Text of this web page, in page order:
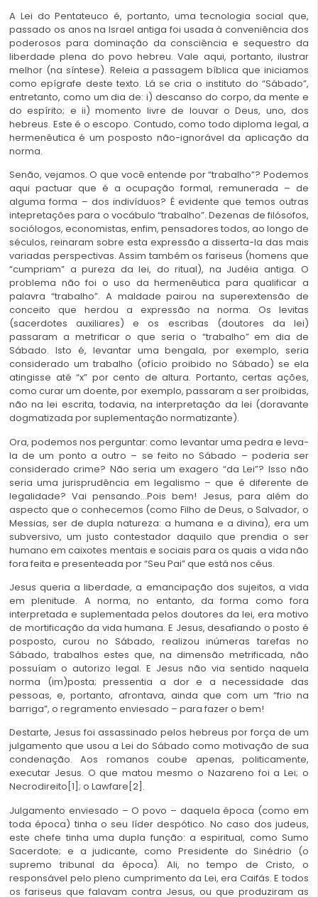
A Lei do Pentateuco é, portanto, uma tecnologia social que,
passado os anos na Israel antiga foi usada à conveniência dos
poderosos para dominação da consciência e sequestro da
liberdade plena do povo hebreu. Vale aqui, portanto, ilustrar
melhor (na síntese). Releia a passagem bíblica que iniciamos
como epígrafe deste texto. Lá se cria o instituto do “Sábado”,
entretanto, como um dia de: i) descanso do corpo, da mente e
do espírito; e ii) momento livre de louvar o Deus, uno, dos
hebreus. Este é o escopo. Contudo, como todo diploma legal, a
hermenêutica é um posposto não-ignorável da aplicação da
norma.
Senão, vejamos. O que você entende por “trabalho”? Podemos
aqui pactuar que é a ocupação formal, remunerada – de
alguma forma – dos indivíduos? É evidente que temos outras
intepretações para o vocábulo “trabalho”. Dezenas de filósofos,
sociólogos, economistas, enfim, pensadores todos, ao longo de
séculos, reinaram sobre esta expressão a disserta-la das mais
variadas perspectivas. Assim também os fariseus (homens que
“cumpriam” a pureza da lei, do ritual), na Judéia antiga. O
problema não foi o uso da hermenêutica para qualificar a
palavra “trabalho”. A maldade pairou na superextensão de
conceito que herdou a expressão na norma. Os levitas
(sacerdotes auxiliares) e os escribas (doutores da lei)
passaram a metrificar o que seria o “trabalho” em dia de
Sábado. Isto é, levantar uma bengala, por exemplo, seria
considerado um trabalho (ofício proibido no Sábado) se ela
atingisse até “x” por cento de altura. Portanto, certas ações,
como curar um doente, por exemplo, passaram a ser proibidas,
não na lei escrita, todavia, na interpretação da lei (doravante
dogmatizada por suplementação normatizante).
Ora, podemos nos perguntar: como levantar uma pedra e leva-
la de um ponto a outro – se feito no Sábado – poderia ser
considerado crime? Não seria um exagero “da Lei”? Isso não
seria uma jurisprudência em legalismo – que é diferente de
legalidade? Vai pensando…Pois bem! Jesus, para além do
aspecto que o conhecemos (como Filho de Deus, o Salvador, o
Messias, ser de dupla natureza: a humana e a divina), era um
subversivo, um justo contestador daquilo que prendia o ser
humano em caixotes mentais e sociais para os quais a vida não
fora feita e presenteada por “Seu Pai” que está nos céus.
Jesus queria a liberdade, a emancipação dos sujeitos, a vida
em plenitude. A norma, no entanto, da forma como fora
interpretada e suplementada pelos doutores da lei, era motivo
de mortificação da vida humana. E Jesus, desafiando o posto é
posposto, curou no Sábado, realizou inúmeras tarefas no
Sábado, trabalhos estes que, na dimensão metrificada, não
possuíam o autorizo legal. E Jesus não via sentido naquela
norma (im)posta; pressentia a dor e a necessidade das
pessoas, e, portanto, afrontava, ainda que com um “frio na
barriga”, o regramento enviesado – para fazer o bem!
Destarte, Jesus foi assassinado pelos hebreus por força de um
julgamento que usou a Lei do Sábado como motivação de sua
condenação. Aos romanos coube apenas, politicamente,
executar Jesus. O que matou mesmo o Nazareno foi a Lei; o
Necrodireito[1]; o Lawfare[2].
Julgamento enviesado – O povo – daquela época (como em
toda época) tinha o seu líder despótico. No caso dos judeus,
este chefe tinha uma dupla função: a espiritual, como Sumo
Sacerdote; e a judicante, como Presidente do Sinédrio (o
supremo tribunal da época). Ali, no tempo de Cristo, o
responsável pelo pleno cumprimento da Lei, era Caifás. E todos
os fariseus que falavam contra Jesus, ou que produziram as